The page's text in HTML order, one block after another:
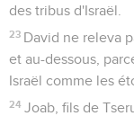
des tribus d'Israël.
23 David ne releva
et au-dessous,
Israël comme les
24 Joab, fils de